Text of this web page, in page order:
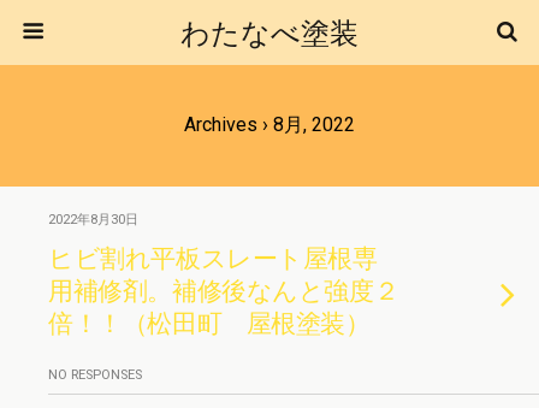
わたなべ塗装
Archives › 8月, 2022
2022年8月30日
ヒビ割れ平板スレート屋根専
用補修剤。補修後なんと強度２
倍！！（松田町 屋根塗装）
NO RESPONSES